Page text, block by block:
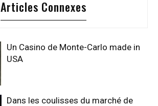
Articles Connexes
Un Casino de Monte-Carlo made in
USA
Dans les coulisses du marché de